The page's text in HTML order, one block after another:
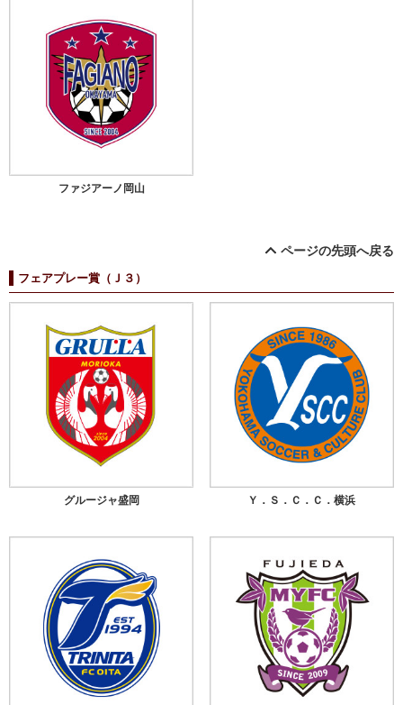
ファジアーノ岡山
ページの先頭へ戻る
フェアプレー賞（Ｊ３）
グルージャ盛岡 Ｙ．Ｓ．Ｃ．Ｃ．横浜